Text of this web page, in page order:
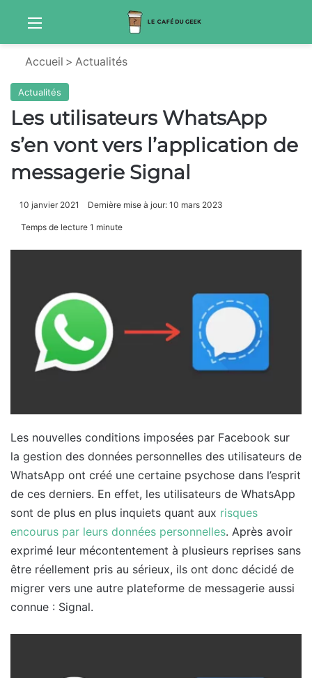
Menu
Accueil > Actualités
Actualités
Les utilisateurs WhatsApp
s’en vont vers l’application de
messagerie Signal
10 janvier 2021 Dernière mise à jour: 10 mars 2023
Temps de lecture 1 minute
Les nouvelles conditions imposées par Facebook sur
la gestion des données personnelles des utilisateurs de
WhatsApp ont créé une certaine psychose dans l’esprit
de ces derniers. En effet, les utilisateurs de WhatsApp
sont de plus en plus inquiets quant aux risques
encourus par leurs données personnelles. Après avoir
exprimé leur mécontentement à plusieurs reprises sans
être réellement pris au sérieux, ils ont donc décidé de
migrer vers une autre plateforme de messagerie aussi
connue : Signal.